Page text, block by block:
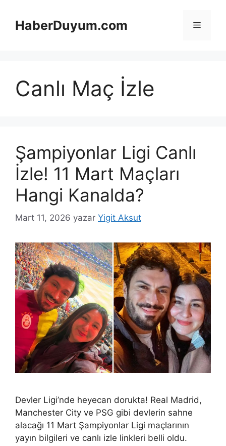
HaberDuyum.com Menü
Canlı Maç İzle
Şampiyonlar Ligi Canlı
İzle! 11 Mart Maçları
Hangi Kanalda?
Mart 11, 2026 yazar Yigit Aksut
Devler Ligi’nde heyecan dorukta! Real Madrid,
Manchester City ve PSG gibi devlerin sahne
alacağı 11 Mart Şampiyonlar Ligi maçlarının
yayın bilgileri ve canlı izle linkleri belli oldu.